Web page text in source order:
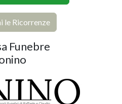
le Ricorrenze
Funebre